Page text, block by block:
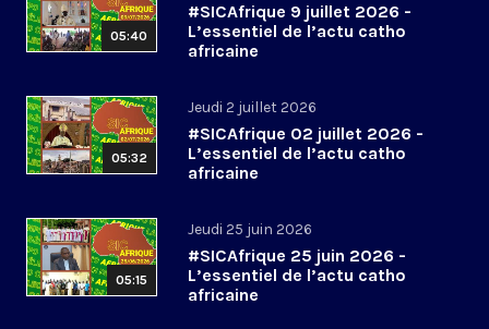
05:40
#SICAfrique 9 juillet 2026 -
L’essentiel de l’actu catho
africaine
05:32
Jeudi 2 juillet 2026
#SICAfrique 02 juillet 2026 -
L’essentiel de l’actu catho
africaine
05:15
Jeudi 25 juin 2026
#SICAfrique 25 juin 2026 -
L’essentiel de l’actu catho
africaine